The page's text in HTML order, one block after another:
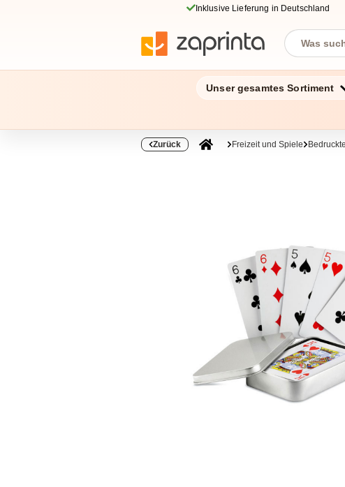
Inklusive Lieferung in Deutschland
Unser gesamtes Sortiment
Zurück Freizeit und Spiele